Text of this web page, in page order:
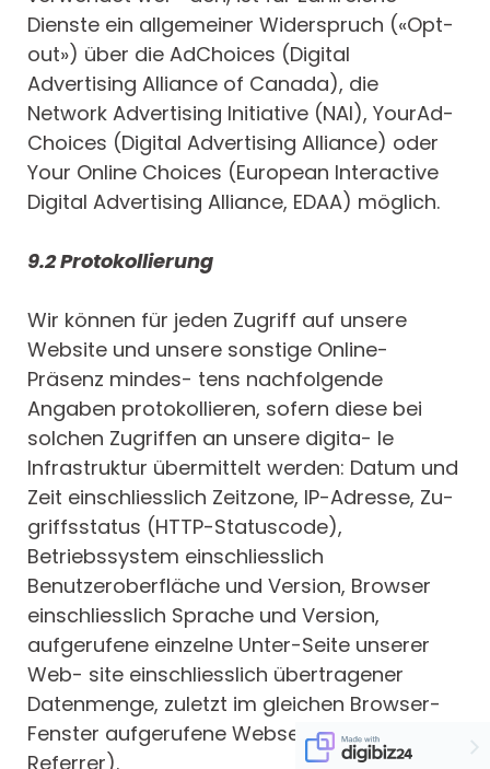
Dienste ein allgemeiner Widerspruch («Opt-
out») über die AdChoices (Digital
Advertising Alliance of Canada), die
Network Advertising Initiative (NAI), YourAd-
Choices (Digital Advertising Alliance) oder
Your Online Choices (European Interactive
Digital Advertising Alliance, EDAA) möglich.
9.2 Protokollierung
Wir können für jeden Zugriff auf unsere
Website und unsere sonstige Online-
Präsenz mindes- tens nachfolgende
Angaben protokollieren, sofern diese bei
solchen Zugriffen an unsere digita- le
Infrastruktur übermittelt werden: Datum und
Zeit einschliesslich Zeitzone, IP-Adresse, Zu-
griffsstatus (HTTP-Statuscode),
Betriebssystem einschliesslich
Benutzeroberfläche und Version, Browser
einschliesslich Sprache und Version,
aufgerufene einzelne Unter-Seite unserer
Web- site einschliesslich übertragener
Datenmenge, zuletzt im gleichen Browser-
Fenster aufgerufene Webseite (Referer bzw.
Referrer).